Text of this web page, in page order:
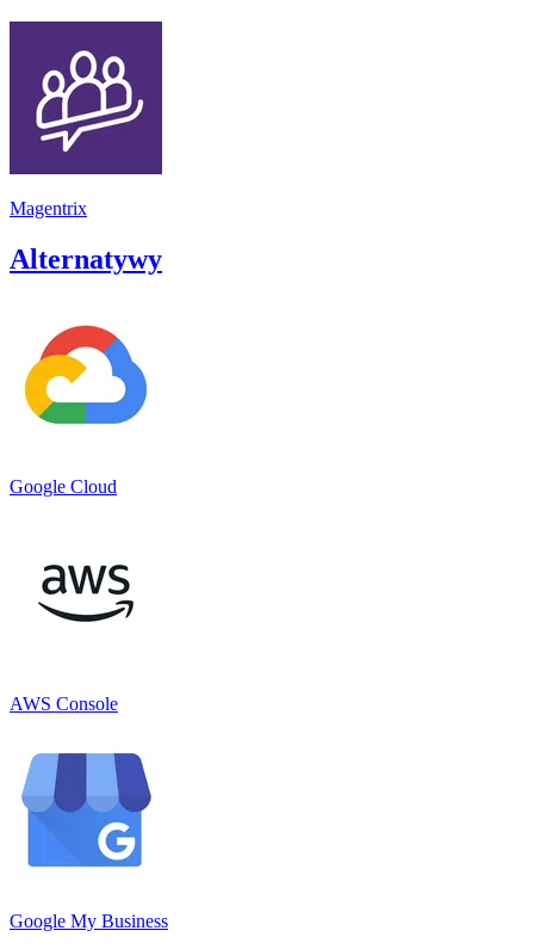
Magentrix
Alternatywy
Google Cloud
AWS Console
Google My Business